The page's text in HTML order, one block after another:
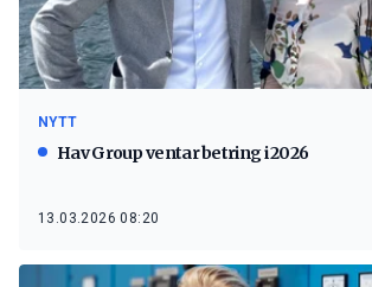
NYTT
Hav Group ventar betring i 2026
13.03.2026 08:20